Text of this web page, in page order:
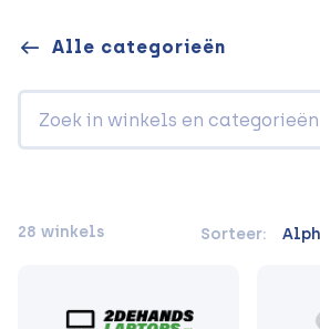
Alle categorieën
28 winkels Sorteer: